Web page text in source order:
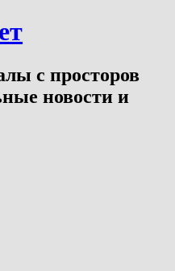
с просторов
новости и